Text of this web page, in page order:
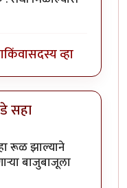
किंवासदस्य व्हा
सहा
रूळ झाल्याने
बाजुबाजूला